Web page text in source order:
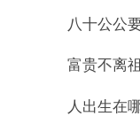
八十公公要
富贵不离祖
人出生在哪